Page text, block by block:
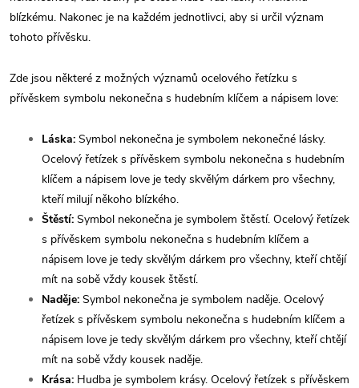
blízkému. Nakonec je na každém jednotlivci, aby si určil význam
tohoto přívěsku.
Zde jsou některé z možných významů ocelového řetízku s
přívěskem symbolu nekonečna s hudebním klíčem a nápisem love:
Láska: Symbol nekonečna je symbolem nekonečné lásky.
Ocelový řetízek s přívěskem symbolu nekonečna s hudebním
klíčem a nápisem love je tedy skvělým dárkem pro všechny,
kteří milují někoho blízkého.
Štěstí: Symbol nekonečna je symbolem štěstí. Ocelový řetízek
s přívěskem symbolu nekonečna s hudebním klíčem a
nápisem love je tedy skvělým dárkem pro všechny, kteří chtějí
mít na sobě vždy kousek štěstí.
Naděje: Symbol nekonečna je symbolem naděje. Ocelový
řetízek s přívěskem symbolu nekonečna s hudebním klíčem a
nápisem love je tedy skvělým dárkem pro všechny, kteří chtějí
mít na sobě vždy kousek naděje.
Krása: Hudba je symbolem krásy. Ocelový řetízek s přívěskem